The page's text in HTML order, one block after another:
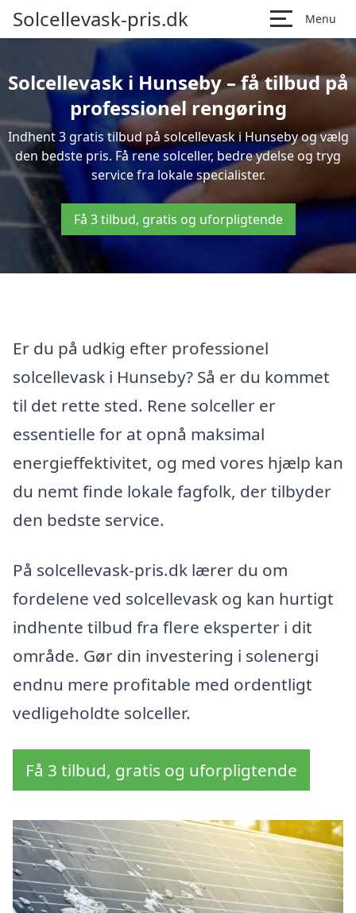
Solcellevask-pris.dk Menu
Solcellevask i Hunseby – få tilbud på
professionel rengøring
Indhent 3 gratis tilbud på solcellevask i Hunseby og vælg
den bedste pris. Få rene solceller, bedre ydelse og tryg
service fra lokale specialister.
Få 3 tilbud, gratis og uforpligtende
Er du på udkig efter professionel
solcellevask i Hunseby? Så er du kommet
til det rette sted. Rene solceller er
essentielle for at opnå maksimal
energieffektivitet, og med vores hjælp kan
du nemt finde lokale fagfolk, der tilbyder
den bedste service.
På solcellevask-pris.dk lærer du om
fordelene ved solcellevask og kan hurtigt
indhente tilbud fra flere eksperter i dit
område. Gør din investering i solenergi
endnu mere profitable med ordentligt
vedligeholdte solceller.
Få 3 tilbud, gratis og uforpligtende